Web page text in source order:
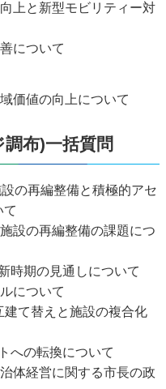
上と新型モビリティー対
について
価値の向上について
布)一括質問
の再編整備と積極的アセ
て
設の再編整備の課題につ
時期の見通しについて
について
て替えと施設の複合化
への転換について
体経営に関する市長の政